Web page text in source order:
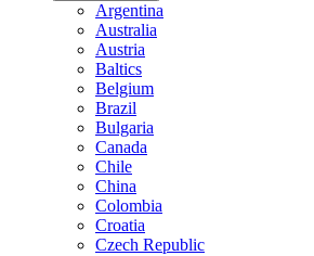
Argentina
Australia
Austria
Baltics
Belgium
Brazil
Bulgaria
Canada
Chile
China
Colombia
Croatia
Czech Republic